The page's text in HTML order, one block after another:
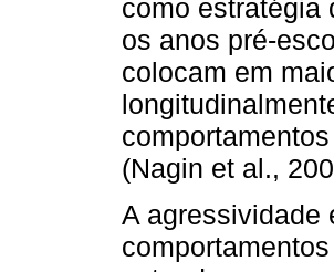
como estratégia
os anos pré-
colocam em
(Nagin et al.,
A agressividade